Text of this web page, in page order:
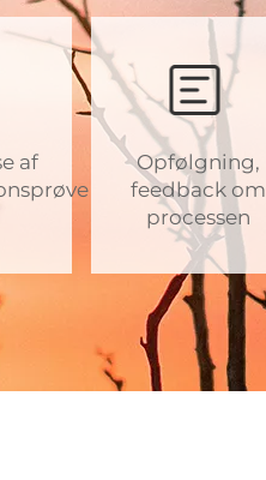
af
Opfølgning,
feedback om
processen